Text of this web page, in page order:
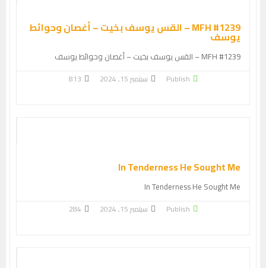
MFH #1239 – القس يوسف بخيت – أغصان وحوائط
يوسف
MFH #1239 – القس يوسف بخيت – أغصان وحوائط يوسف
Publish سبتمبر 15, 2024 813
In Tenderness He Sought Me
In Tenderness He Sought Me
Publish سبتمبر 15, 2024 284